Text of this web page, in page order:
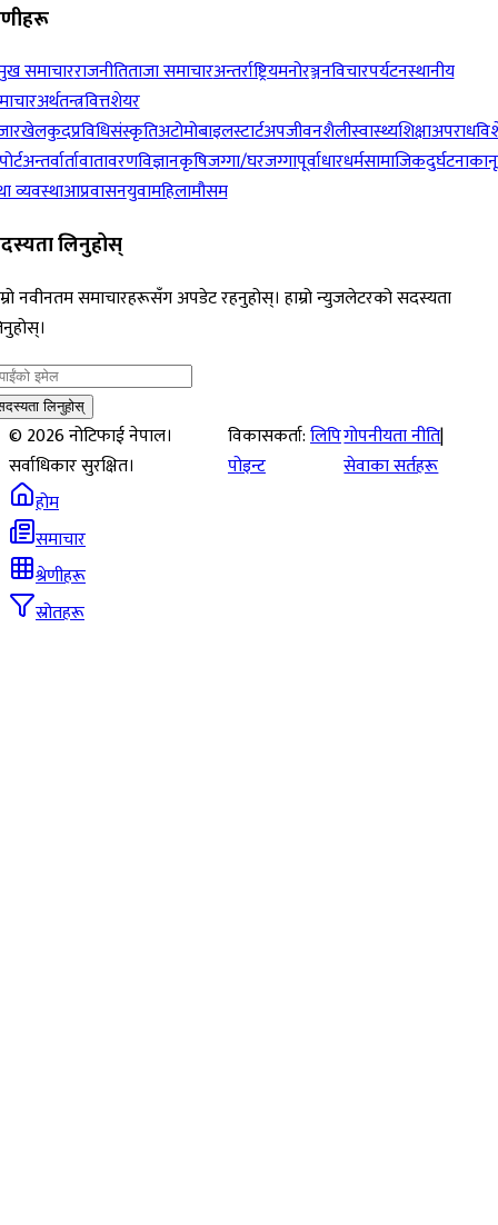
समाचारराजनीतिताजा समाचारअन्तर्राष्ट्रियमनोरञ्जनविचारपर्यटनस्थानीय
अर्थतन्त्रवित्तशेयर
खेलकुदप्रविधिसंस्कृतिअटोमोबाइलस्टार्टअपजीवनशैलीस्वास्थ्यशिक्षाअपराध
अन्तर्वार्तावातावरणविज्ञानकृषिजग्गा/घरजग्गापूर्वाधारधर्मसामाजिकदुर्घटना
व्यवस्थाआप्रवासनयुवामहिलामौसम
लिनुहोस्
नवीनतम समाचारहरूसँग अपडेट रहनुहोस्। हाम्रो न्युजलेटरको सदस्यता
लिनुहोस्
©2026नोटिफाई नेपाल।
सर्वाधिकार सुरक्षित।
विकासकर्ता:लिपि
पोइन्ट
गोपनीयता नीति|
सेवाका सर्तहरू
होम
समाचार
श्रेणीहरू
स्रोतहरू